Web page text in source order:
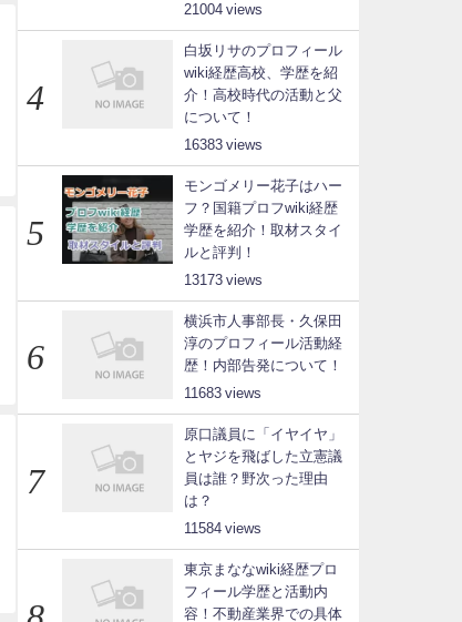
21004
白坂リサのプロフィール
wiki経歴高校、学歴を紹
介！高校時代の活動と父
について！
16383
モンゴメリー花子はハー
フ？国籍プロフwiki経歴
学歴を紹介！取材スタイ
ルと評判！
13173
横浜市人事部長・久保田
淳のプロフィール活動経
歴！内部告発について！
11683
原口議員に「イヤイヤ」
とヤジを飛ばした立憲議
員は誰？野次った理由
は？
11584
東京まななwiki経歴プロ
フィール学歴と活動内
容！不動産業界での具体